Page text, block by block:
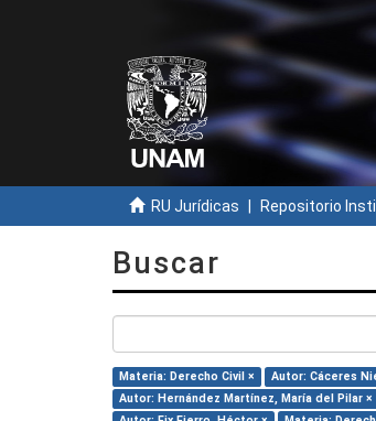
RU Jurídicas Repositorio
Buscar
Materia: Derecho Civil × Autor: Cáceres
Autor: Hernández Martínez, María del Pilar ×